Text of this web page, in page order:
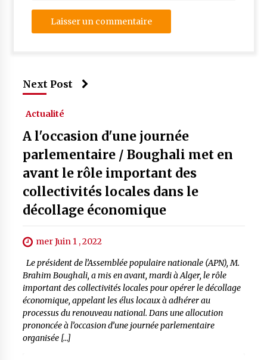
Next Post
Actualité
A l'occasion d'une journée
parlementaire / Boughali met en
avant le rôle important des
collectivités locales dans le
décollage économique
mer Juin 1 , 2022
Le président de l’Assemblée populaire nationale (APN), M.
Brahim Boughali, a mis en avant, mardi à Alger, le rôle
important des collectivités locales pour opérer le décollage
économique, appelant les élus locaux à adhérer au
processus du renouveau national. Dans une allocution
prononcée à l’occasion d’une journée parlementaire
organisée […]